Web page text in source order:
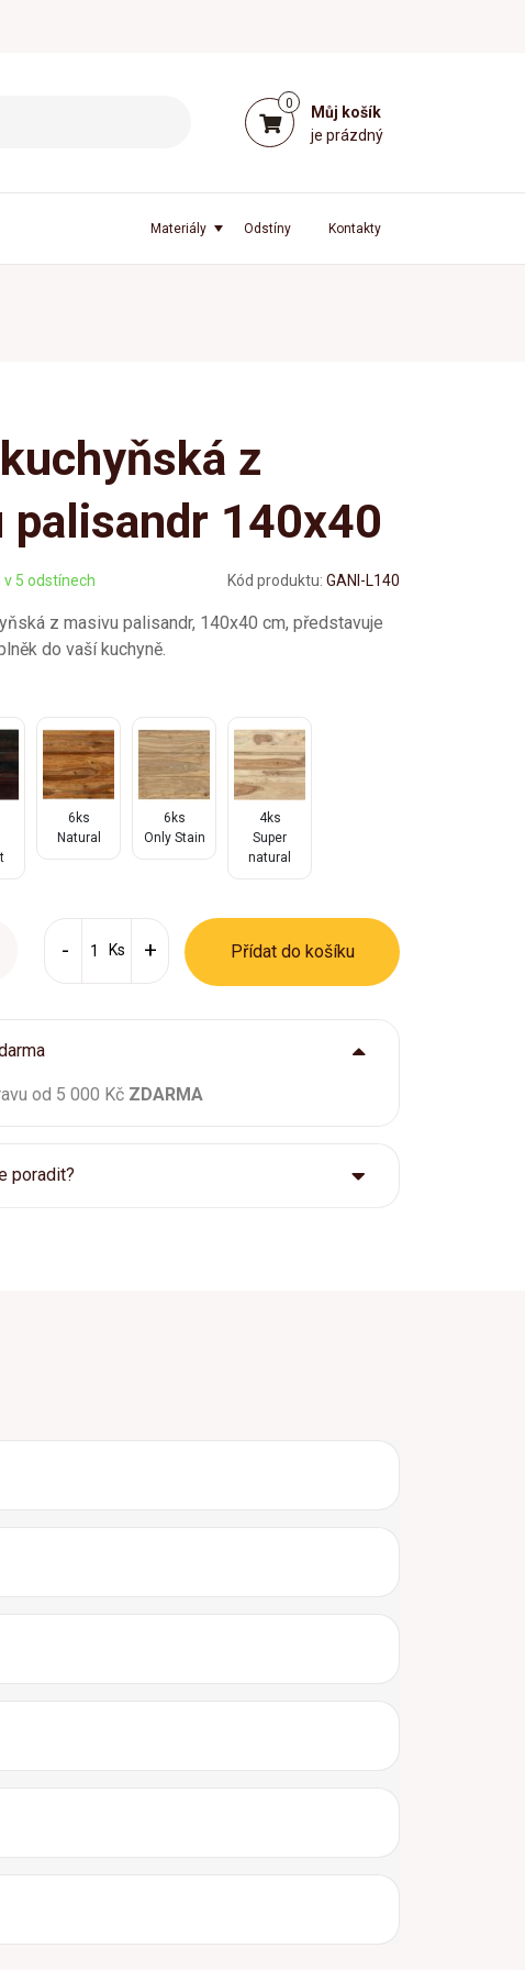
0
Můj košík
je prázdný
Kontakty
Odstíny
Materiály
z
palisandr 140x40
5 odstínech Kód produktu: GANI-L140
z masivu palisandr, 140x40 cm, představuje
do vaší kuchyně.
6ks
Natural
6ks
Only Stain
4ks
Super
natural
Ks Přídat do košíku
od 5 000 Kč ZDARMA
poradit?